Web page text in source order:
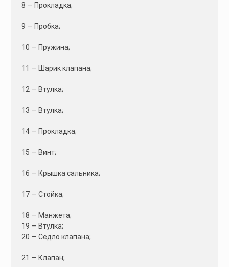
8 — Прокладка;
9 — Пробка;
10 — Пружина;
11 — Шарик клапана;
12 — Втулка;
13 — Втулка;
14 — Прокладка;
15 — Винт;
16 — Крышка сальника;
17 — Стойка;
18 — Манжета;
19 — Втулка;
20 — Седло клапана;
21 — Клапан;